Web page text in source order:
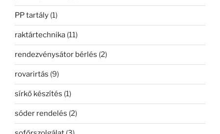
PP tartály (1)
raktártechnika (11)
rendezvénysátor bérlés (2)
rovarirtás (9)
sírkő készítés (1)
sóder rendelés (2)